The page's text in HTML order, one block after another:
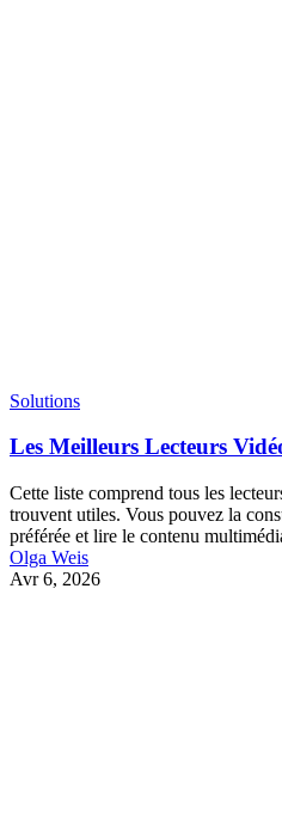
Solutions
Les Meilleurs Lecteurs
Cette liste comprend tous les
trouvent utiles. Vous pouvez la
préférée et lire le contenu
Olga Weis
Avr 6, 2026